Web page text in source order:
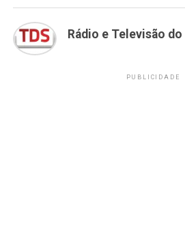
Rádio e Televisão do
PUBLICIDADE